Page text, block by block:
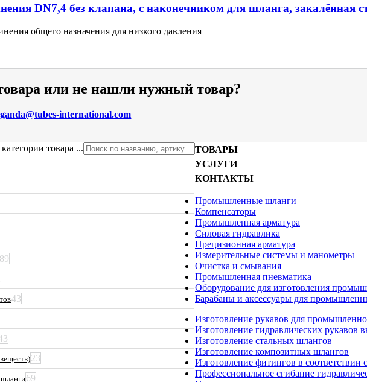
DN7,4 без клапана, с наконечником для шланга, закалённая
общего назначения для низкого давления
или не нашли нужный товар?
international.com
товара ...
43
23
69
ТОВАРЫ
УСЛУГИ
КОНТАКТЫ
Промышленные шланги
Компенсаторы
Промышленная арматура
Силовая гидравлика
Прецизионная арматура
Измерительные системы и манометры
Очистка и смывания
Промышленная пневматика
Оборудование для изготовления
Барабаны и аксессуары для
Изготовление рукавов для
Изготовление гидравлических рукавов
Изготовление стальных шлангов
Изготовление композитных шлангов
Изготовление фитингов в
Профессиональное сгибание